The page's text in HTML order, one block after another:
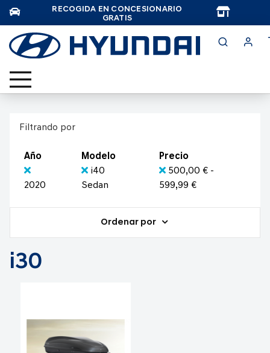
RECOGIDA EN CONCESIONARIO
GRATIS
Filtrando por
Año
2020
Modelo
i40
Sedan
Precio
500,00 € -
599,99 €
Ordenar por
i30